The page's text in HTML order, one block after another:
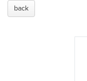
back